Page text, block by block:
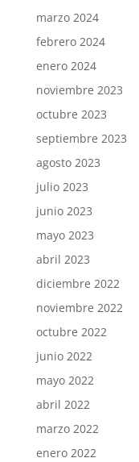
marzo 2024
febrero 2024
enero 2024
noviembre 2023
octubre 2023
septiembre 2023
agosto 2023
julio 2023
junio 2023
mayo 2023
abril 2023
diciembre 2022
noviembre 2022
octubre 2022
junio 2022
mayo 2022
abril 2022
marzo 2022
enero 2022